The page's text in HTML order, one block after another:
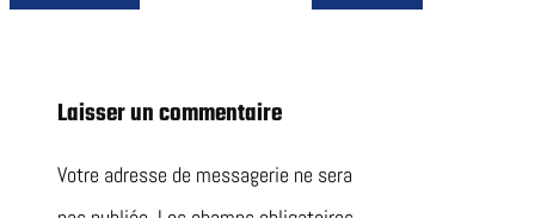
Laisser un commentaire
Votre adresse de messagerie ne sera